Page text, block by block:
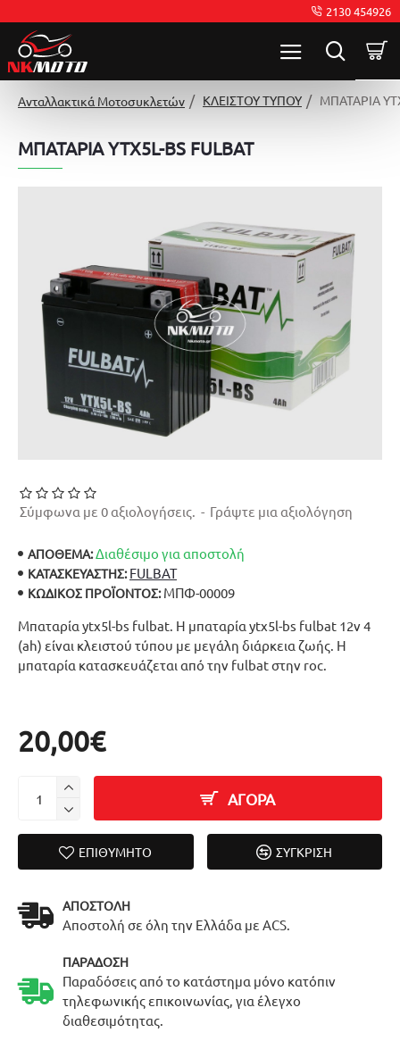
2130 454926
Ανταλλακτικά Μοτοσυκλετών ΚΛΕΙΣΤΟΥ ΤΥΠΟΥ ΜΠΑΤΑΡΙΑ
ΜΠΑΤΑΡΙΑ YTX5L-BS FULBAT
Μπαταρία ytx5l-bs fulbat. Η μπαταρία ytx5l-bs fulbat 12v 4
(ah) είναι κλειστού τύπου με μεγάλη διάρκεια ζωής. Η
μπαταρία κατασκευάζεται από την fulbat στην roc.
ΑΠΟΘΕΜΑ:Διαθέσιμο για αποστολή
ΚΑΤΑΣΚΕΥΑΣΤΉΣ: FULBAT
ΚΩΔΙΚΌΣ ΠΡΟΪΌΝΤΟΣ: ΜΠΦ-00009
Σύμφωνα με 0 αξιολογήσεις. - Γράψτε μια αξιολόγηση
20,00€
ΑΓΟΡΑ
ΕΠΙΘΥΜΗΤΌ ΣΎΓΚΡΙΣΗ
ΑΠΟΣΤΟΛΉ
Αποστολή σε όλη την Ελλάδα με ACS.
ΠΑΡΆΔΟΣΗ
Παραδόσεις από το κατάστημα μόνο κατόπιν
τηλεφωνικής επικοινωνίας, για έλεγχο
διαθεσιμότητας.